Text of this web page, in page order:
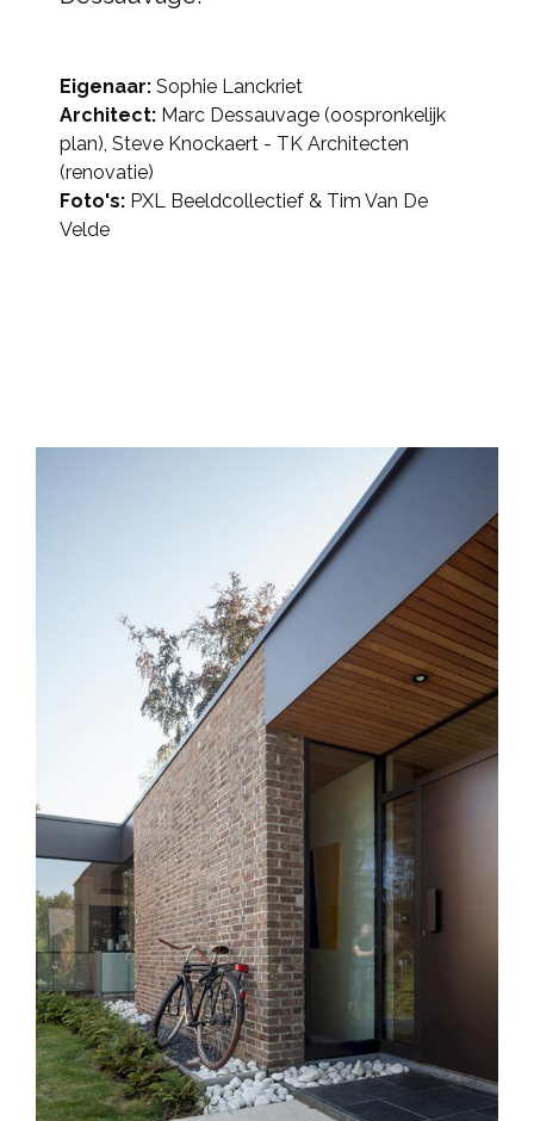
Eigenaar: Sophie Lanckriet
Architect: Marc Dessauvage (oospronkelijk
plan), Steve Knockaert - TK Architecten
(renovatie)
Foto's: PXL Beeldcollectief & Tim Van De
Velde